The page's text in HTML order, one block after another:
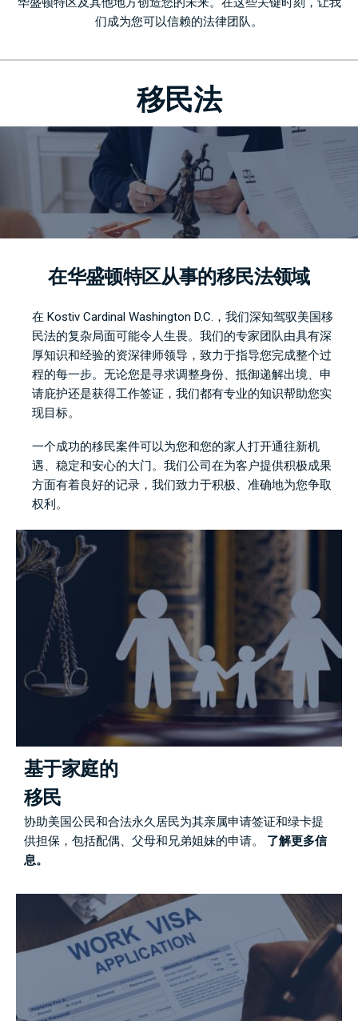
们成为您可以信赖的法律团队。
移民法
在华盛顿特区从事的移民法领域
在 Kostiv Cardinal Washington D.C.，我们深知驾驭美国移
民法的复杂局面可能令人生畏。我们的专家团队由具有深
厚知识和经验的资深律师领导，致力于指导您完成整个过
程的每一步。无论您是寻求调整身份、抵御递解出境、申
请庇护还是获得工作签证，我们都有专业的知识帮助您实
现目标。
一个成功的移民案件可以为您和您的家人打开通往新机
遇、稳定和安心的大门。我们公司在为客户提供积极成果
方面有着良好的记录，我们致力于积极、准确地为您争取
权利。
基于家庭的
移民
协助美国公民和合法永久居民为其亲属申请签证和绿卡提
供担保，包括配偶、父母和兄弟姐妹的申请。 了解更多信
息。